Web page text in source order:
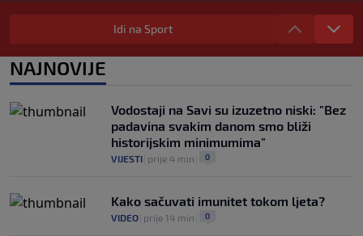
U trenucima dok je olimpijski šampion
obarao rekord, plamen odnio njegovu
0
spektakularan doček za Salaha: "Ovdje
je 25.000 ljudi" (FOTO/VIDEO)
NOGOMET 0
Idi na Sport
NAJNOVIJE
Vodostaji na Savi su izuzetno niski: "Bez
padavina svakim danom smo bliži
historijskim minimumima"
VIJESTI prije 4 min 0
Kako sačuvati imunitet tokom ljeta?
VIDEO prije 14 min 0